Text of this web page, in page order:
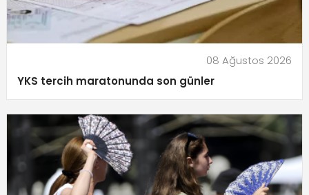
08 Ağustos 2026
YKS tercih maratonunda son günler